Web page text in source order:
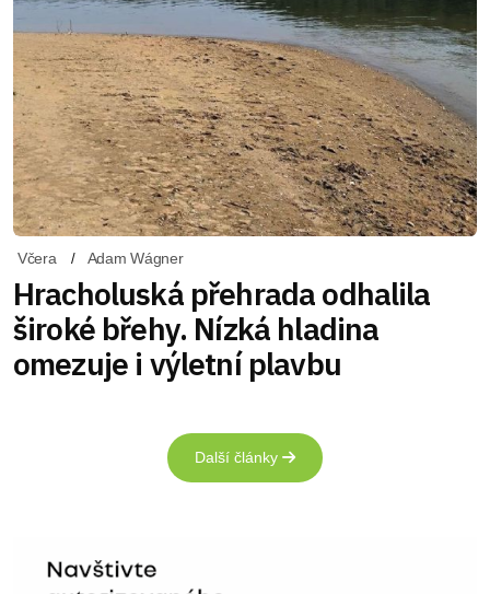
Včera Adam Wágner
Hracholuská přehrada odhalila
široké břehy. Nízká hladina
omezuje i výletní plavbu
Další články